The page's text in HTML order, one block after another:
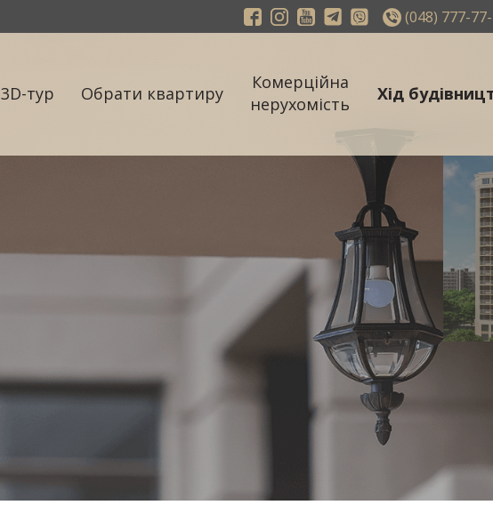
(048) 777-
3D-тур Обрати квартиру
Комерційна
нерухомість
Хід